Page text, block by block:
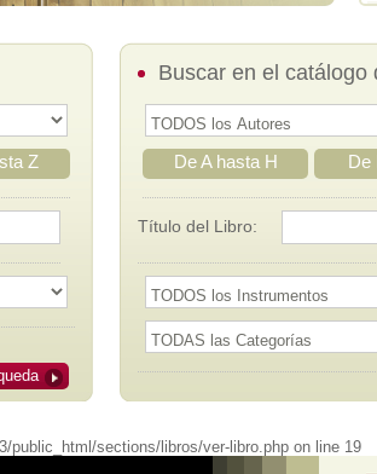
Z
Buscar en el catálogo
De A hasta H De
Título del Libro:
public_html/sections/libros/ver-libro.php on line 19